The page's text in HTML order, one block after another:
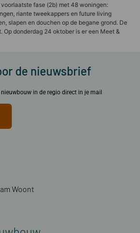
fase (2b) met 48 woningen:
riante tweekappers en future living
slapen en douchen op de begane grond. De
Op donderdag 24 oktober is er een Meet &
de nieuwsbrief
in de regio direct in je mail
Woont